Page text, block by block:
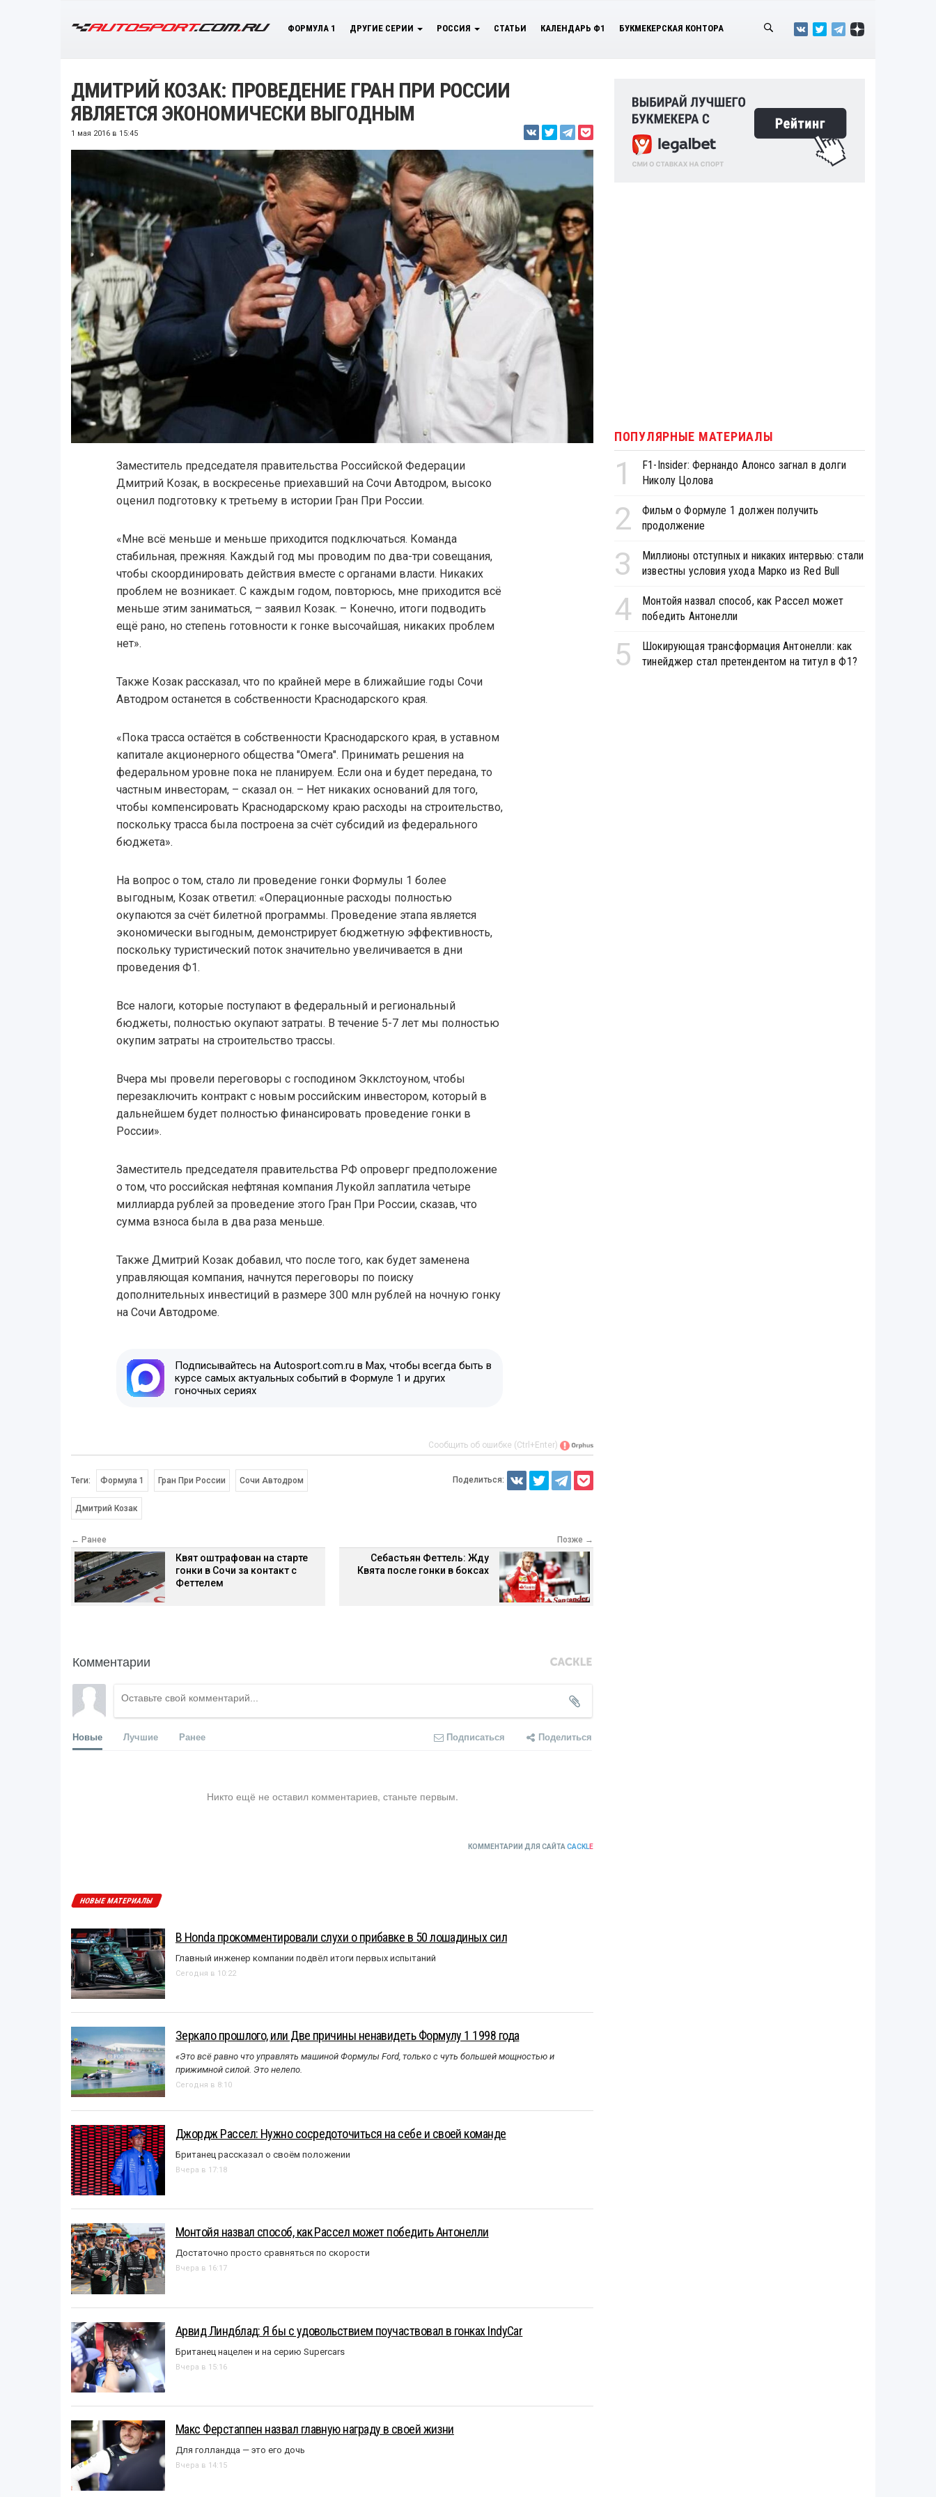
ФОРМУЛА 1 ДРУГИЕ СЕРИИ РОССИЯ СТАТЬИ КАЛЕНДАРЬ Ф1 БУКМЕКЕРСКАЯ КОНТОРА
ДМИТРИЙ КОЗАК: ПРОВЕДЕНИЕ ГРАН ПРИ РОССИИ
ЯВЛЯЕТСЯ ЭКОНОМИЧЕСКИ ВЫГОДНЫМ
1 мая 2016 в 15:45
Заместитель председателя правительства Российской Федерации
Дмитрий Козак, в воскресенье приехавший на Сочи Автодром, высоко
оценил подготовку к третьему в истории Гран При России.
«Мне всё меньше и меньше приходится подключаться. Команда
стабильная, прежняя. Каждый год мы проводим по два-три совещания,
чтобы скоординировать действия вместе с органами власти. Никаких
проблем не возникает. С каждым годом, повторюсь, мне приходится всё
меньше этим заниматься, – заявил Козак. – Конечно, итоги подводить
ещё рано, но степень готовности к гонке высочайшая, никаких проблем
нет».
Также Козак рассказал, что по крайней мере в ближайшие годы Сочи
Автодром останется в собственности Краснодарского края.
«Пока трасса остаётся в собственности Краснодарского края, в уставном
капитале акционерного общества "Омега". Принимать решения на
федеральном уровне пока не планируем. Если она и будет передана, то
частным инвесторам, – сказал он. – Нет никаких оснований для того,
чтобы компенсировать Краснодарскому краю расходы на строительство,
поскольку трасса была построена за счёт субсидий из федерального
бюджета».
На вопрос о том, стало ли проведение гонки Формулы 1 более
выгодным, Козак ответил: «Операционные расходы полностью
окупаются за счёт билетной программы. Проведение этапа является
экономически выгодным, демонстрирует бюджетную эффективность,
поскольку туристический поток значительно увеличивается в дни
проведения Ф1.
Все налоги, которые поступают в федеральный и региональный
бюджеты, полностью окупают затраты. В течение 5-7 лет мы полностью
окупим затраты на строительство трассы.
Вчера мы провели переговоры с господином Экклстоуном, чтобы
перезаключить контракт с новым российским инвестором, который в
дальнейшем будет полностью финансировать проведение гонки в
России».
Заместитель председателя правительства РФ опроверг предположение
о том, что российская нефтяная компания Лукойл заплатила четыре
миллиарда рублей за проведение этого Гран При России, сказав, что
сумма взноса была в два раза меньше.
Также Дмитрий Козак добавил, что после того, как будет заменена
управляющая компания, начнутся переговоры по поиску
дополнительных инвестиций в размере 300 млн рублей на ночную гонку
на Сочи Автодроме.
Подписывайтесь на Autosport.com.ru в Max, чтобы всегда быть в
курсе самых актуальных событий в Формуле 1 и других
гоночных сериях
Сообщить об ошибке (Ctrl+Enter)
Теги: Формула 1 Гран При России Сочи Автодром
Дмитрий Козак
Поделиться:
← Ранее
Квят оштрафован на старте
гонки в Сочи за контакт с
Феттелем
Позже →
Себастьян Феттель: Жду
Квята после гонки в боксах
Комментарии
Новые Лучшие Ранее Подписаться Поделиться
Никто ещё не оставил комментариев, станьте первым.
КОММЕНТАРИИ ДЛЯ САЙТА CACKLE
НОВЫЕ МАТЕРИАЛЫ
В Honda прокомментировали слухи о прибавке в 50 лошадиных сил
Главный инженер компании подвёл итоги первых испытаний
Сегодня в 10:22
Зеркало прошлого, или Две причины ненавидеть Формулу 1 1998 года
«Это всё равно что управлять машиной Формулы Ford, только с чуть большей мощностью и
прижимной силой. Это нелепо.
Сегодня в 8:10
Джордж Рассел: Нужно сосредоточиться на себе и своей команде
Британец рассказал о своём положении
Вчера в 17:18
Монтойя назвал способ, как Рассел может победить Антонелли
Достаточно просто сравняться по скорости
Вчера в 16:17
Арвид Линдблад: Я бы с удовольствием поучаствовал в гонках IndyCar
Британец нацелен и на серию Supercars
Вчера в 15:16
Макс Ферстаппен назвал главную награду в своей жизни
Для голландца — это его дочь
Вчера в 14:15
ПОПУЛЯРНЫЕ МАТЕРИАЛЫ
1
F1-Insider: Фернандо Алонсо загнал в долги
Николу Цолова
2
Фильм о Формуле 1 должен получить
продолжение
3
Миллионы отступных и никаких интервью: стали
известны условия ухода Марко из Red Bull
4
Монтойя назвал способ, как Рассел может
победить Антонелли
5
Шокирующая трансформация Антонелли: как
тинейджер стал претендентом на титул в Ф1?